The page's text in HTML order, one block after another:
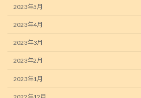
2023年5月
2023年4月
2023年3月
2023年2月
2023年1月